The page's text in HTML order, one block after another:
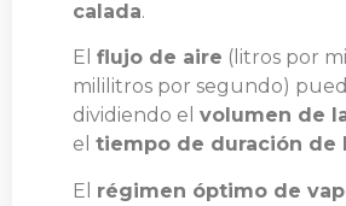
calada.
El flujo de aire (litros por
mililitros por segundo)
dividiendo el volumen de
el tiempo de duración de
El régimen óptimo de